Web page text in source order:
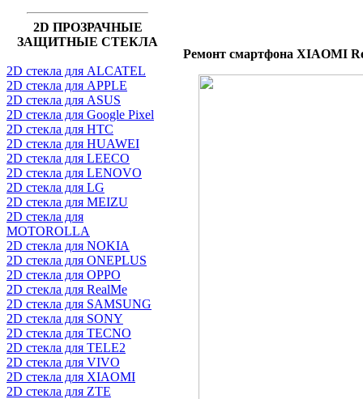
2D ПРОЗРАЧНЫЕ
ЗАЩИТНЫЕ СТЕКЛА
2D стекла для ALCATEL
2D стекла для APPLE
2D стекла для ASUS
2D стекла для Google Pixel
2D стекла для HTC
2D стекла для HUAWEI
2D стекла для LEECO
2D стекла для LENOVO
2D стекла для LG
2D стекла для MEIZU
2D стекла для
MOTOROLLA
2D стекла для NOKIA
2D стекла для ONEPLUS
2D стекла для OPPO
2D стекла для RealMe
2D стекла для SAMSUNG
2D стекла для SONY
2D стекла для TECNO
2D стекла для TELE2
2D стекла для VIVO
2D стекла для XIAOMI
2D стекла для ZTE
Ремонт смартфона XIAOMI